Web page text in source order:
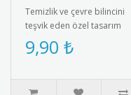
Temizlik ve çevre bilincini
teşvik eden özel tasarım
rozet. Okul temizliğine
katkı sağlayan öğrencil..
9,90 ₺